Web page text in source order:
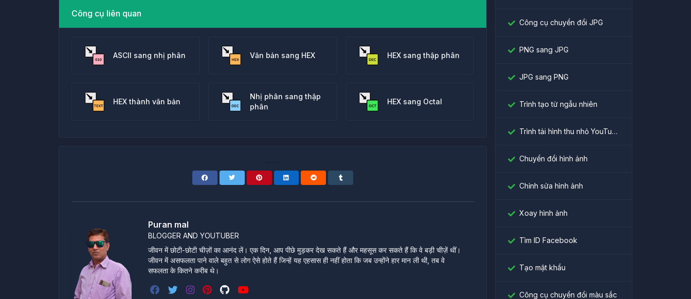
Công cụ liên quan
ASCII sang nhị phân Văn bản sang HEX HEX sang thập phân
HEX thành văn bản
Nhị phân sang thập
phân
HEX sang Octal
Puran mal
BLOGGER AND YOUTUBER
जीवन में छोटी-छोटी चीज़ों का आनंद लें। एक दिन, आप पीछे मुड़कर देख सकते हैं और महसूस कर सकते हैं कि वे बड़ी चीज़ें थीं।
जीवन में असफलता पाने वाले बहुत से लोग ऐसे होते हैं जिन्हें यह एहसास ही नहीं होता कि जब उन्होंने हार मान ली थी, तब वे
सफलता के कितने करीब थे।
Công cụ chuyển đổi JPG
PNG sang JPG
JPG sang PNG
Trình tạo từ ngẫu nhiên
Trình tải hình thu nhỏ YouTube
Chuyển đổi hình ảnh
Chỉnh sửa hình ảnh
Xoay hình ảnh
Tìm ID Facebook
Tạo mật khẩu
Công cụ chuyển đổi màu sắc